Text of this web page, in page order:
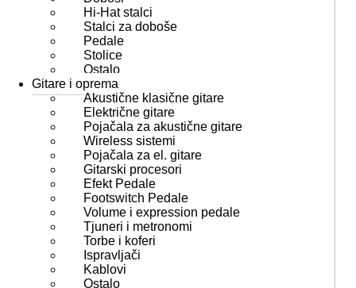
Hi-Hat stalci
Stalci za doboše
Pedale
Stolice
Ostalo
Gitare i oprema
Akustične klasične gitare
Električne gitare
Pojačala za akustične gitare
Wireless sistemi
Pojačala za el. gitare
Gitarski procesori
Efekt Pedale
Footswitch Pedale
Volume i expression pedale
Tjuneri i metronomi
Torbe i koferi
Ispravljači
Kablovi
Ostalo